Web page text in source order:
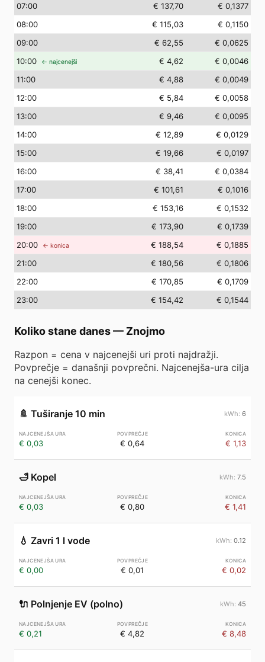
07:00 € 137,70
€ 0,1377
08:00 € 115,03
€ 0,1150
09:00 € 62,55
€ 0,0625
10:00 ← najcenejši € 4,62
€ 0,0046
11:00 € 4,88
€ 0,0049
12:00 € 5,84
€ 0,0058
13:00 € 9,46
€ 0,0095
14:00 € 12,89
€ 0,0129
15:00 € 19,66
€ 0,0197
16:00 € 38,41
€ 0,0384
17:00 € 101,61
€ 0,1016
18:00 € 153,16
€ 0,1532
19:00 € 173,90
€ 0,1739
20:00 ← konica € 188,54
€ 0,1885
21:00 € 180,56
€ 0,1806
22:00 € 170,85
€ 0,1709
23:00 € 154,42 € 0,1544
Koliko stane danes— Znojmo
Razpon = cena v najcenejši uri proti najdražji.
Povprečje = današnji povprečni. Najcenejša-ura cilja
na cenejši konec.
🚿 Tuširanje 10 min 6
€ 0,03 € 0,64 € 1,13
🛁 Kopel 7.5
€ 0,03 € 0,80 € 1,41
💧 Zavri 1 l vode 0.12
€ 0,00 € 0,01 € 0,02
🔌 Polnjenje EV (polno) 45
€ 0,21 € 4,82 € 8,48